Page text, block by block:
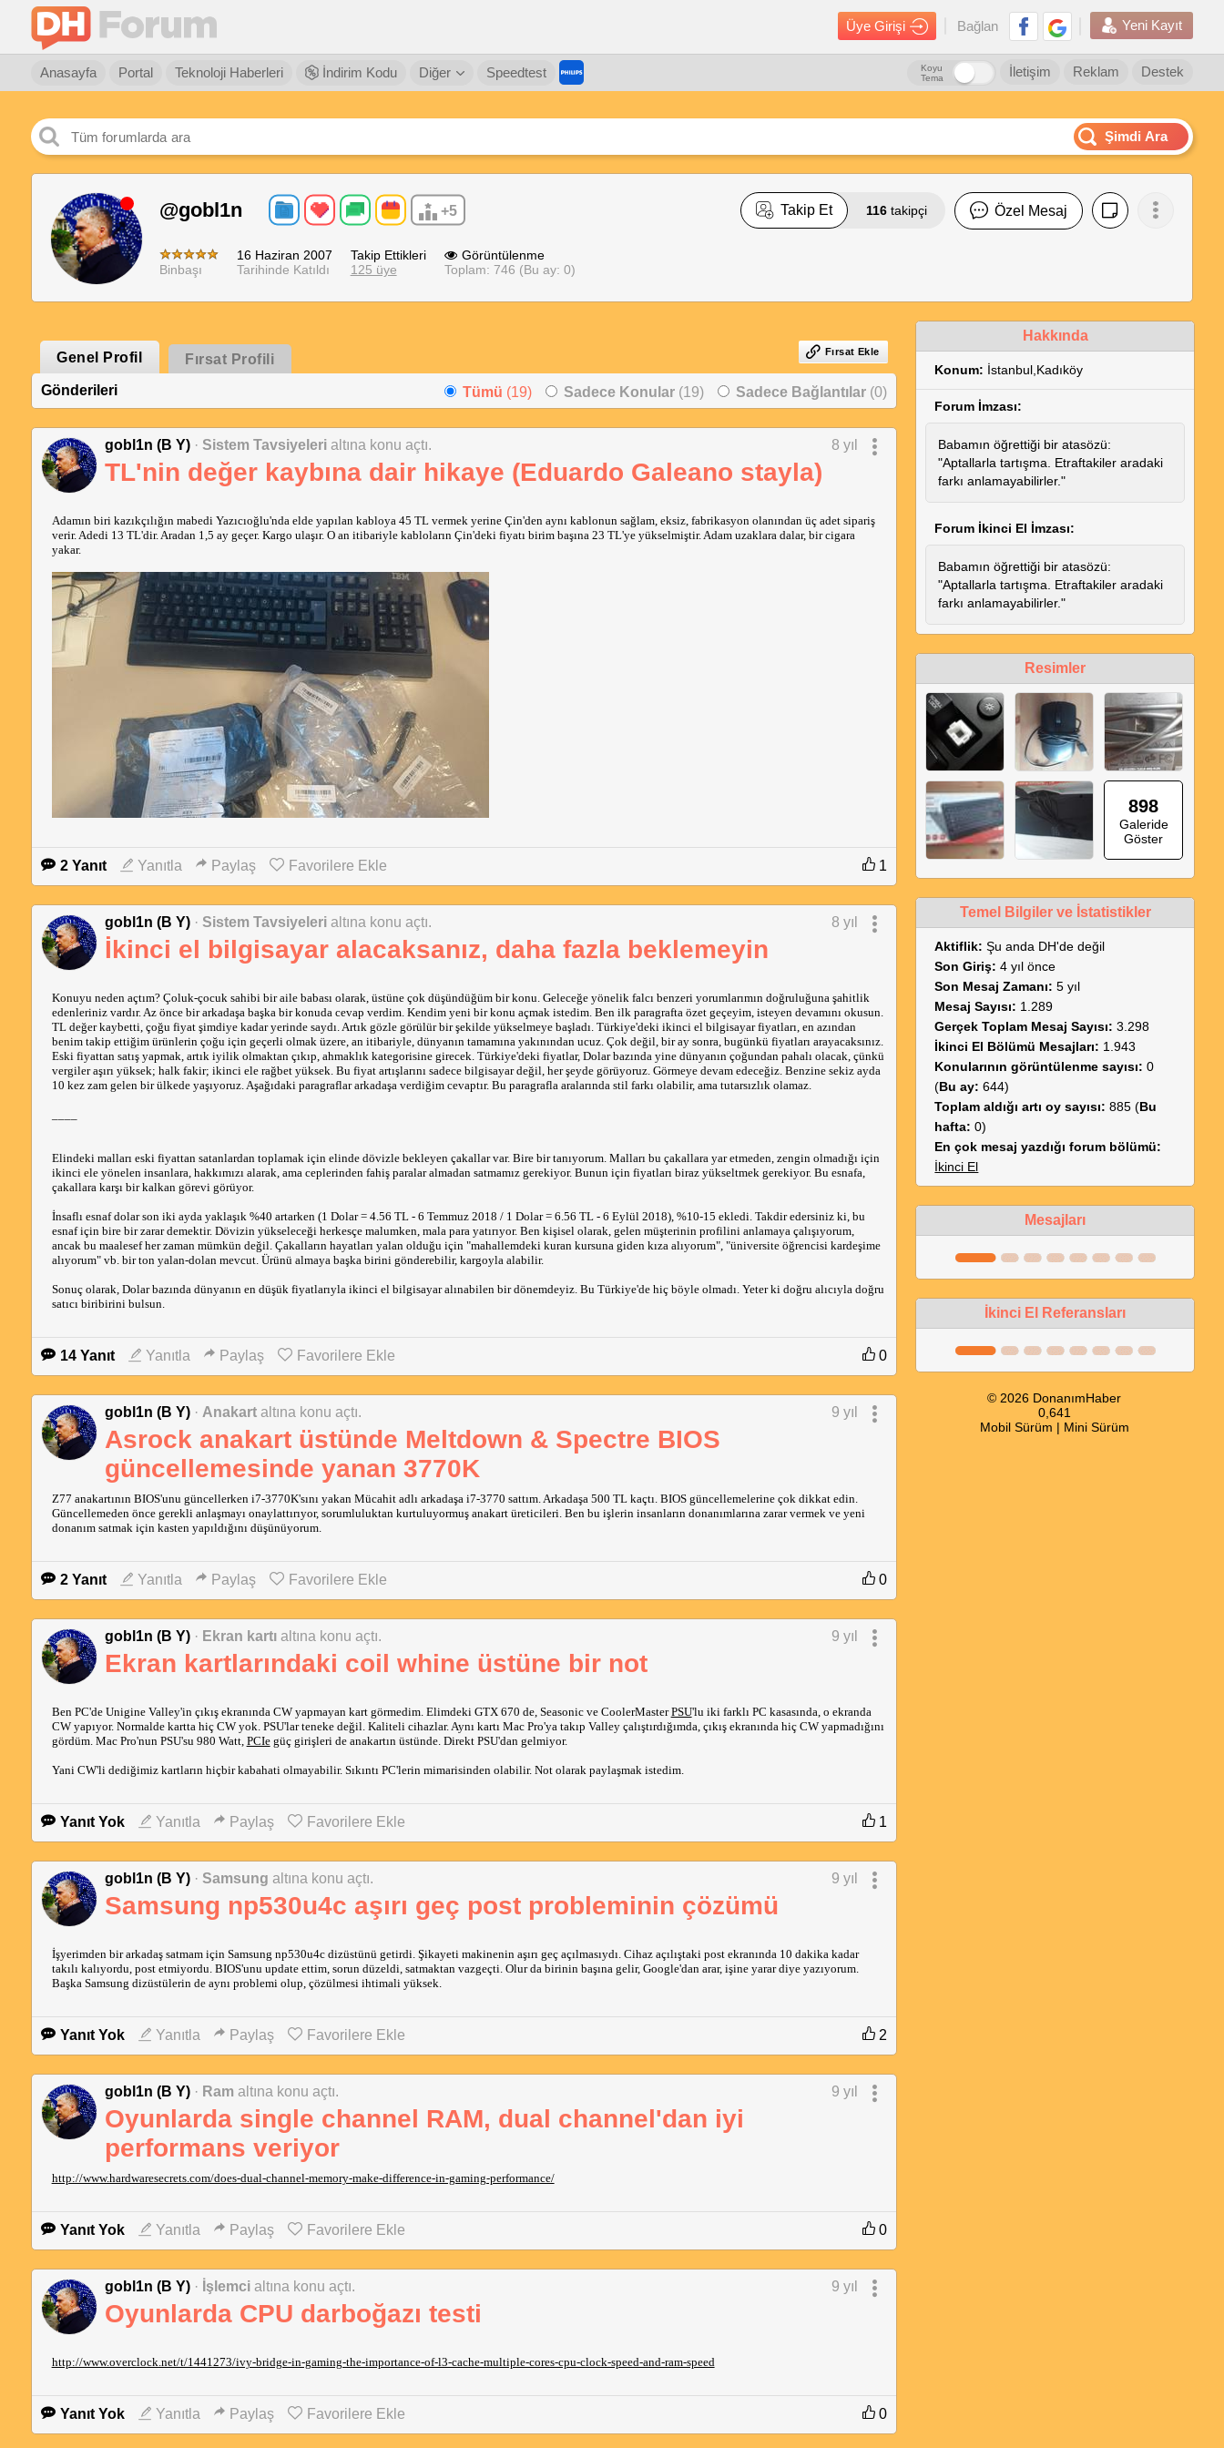
Üye Girişi Bağlan Yeni Kayıt
Anasayfa Portal Teknoloji Haberleri İndirim Kodu Diğer Speedtest Destek
Reklam
İletişim
Koyu
Tema
Şimdi Ara
@gobl1n +5 Takip Et 116 takipçi Özel Mesaj
Binbaşı
16 Haziran 2007
Tarihinde Katıldı
Takip Ettikleri
125 üye
Görüntülenme
Toplam: 746 (Bu ay: 0)
Genel Profil Fırsat Profili Fırsat Ekle
Gönderileri Tümü (19) Sadece Konular (19) Sadece Bağlantılar (0)
gobl1n (B Y) · Sistem Tavsiyeleri altına konu açtı. 8 yıl
TL'nin değer kaybına dair hikaye (Eduardo Galeano stayla)
Adamın biri kazıkçılığın mabedi Yazıcıoğlu'nda elde yapılan kabloya 45 TL vermek yerine Çin'den aynı kablonun sağlam, eksiz, fabrikasyon olanından üç adet sipariş
verir. Adedi 13 TL'dir. Aradan 1,5 ay geçer. Kargo ulaşır. O an itibariyle kabloların Çin'deki fiyatı birim başına 23 TL'ye yükselmiştir. Adam uzaklara dalar, bir cigara
yakar.
2 Yanıt Yanıtla Paylaş Favorilere Ekle 1
gobl1n (B Y) · Sistem Tavsiyeleri altına konu açtı. 8 yıl
İkinci el bilgisayar alacaksanız, daha fazla beklemeyin
Konuyu neden açtım? Çoluk-çocuk sahibi bir aile babası olarak, üstüne çok düşündüğüm bir konu. Geleceğe yönelik falcı benzeri yorumlarımın doğruluğuna şahitlik
edenleriniz vardır. Az önce bir arkadaşa başka bir konuda cevap verdim. Kendim yeni bir konu açmak istedim. Ben ilk paragrafta özet geçeyim, isteyen devamını okusun.
TL değer kaybetti, çoğu fiyat şimdiye kadar yerinde saydı. Artık gözle görülür bir şekilde yükselmeye başladı. Türkiye'deki ikinci el bilgisayar fiyatları, en azından
benim takip ettiğim ürünlerin çoğu için geçerli olmak üzere, an itibariyle, dünyanın tamamına yakınından ucuz. Çok değil, bir ay sonra, bugünkü fiyatları arayacaksınız.
Eski fiyattan satış yapmak, artık iyilik olmaktan çıkıp, ahmaklık kategorisine girecek. Türkiye'deki fiyatlar, Dolar bazında yine dünyanın çoğundan pahalı olacak, çünkü
vergiler aşırı yüksek; halk fakir; ikinci ele rağbet yüksek. Bu fiyat artışlarını sadece bilgisayar değil, her şeyde görüyoruz. Görmeye devam edeceğiz. Benzine sekiz ayda
10 kez zam gelen bir ülkede yaşıyoruz. Aşağıdaki paragraflar arkadaşa verdiğim cevaptır. Bu paragrafla aralarında stil farkı olabilir, ama tutarsızlık olamaz.
Elindeki malları eski fiyattan satanlardan toplamak için elinde dövizle bekleyen çakallar var. Bire bir tanıyorum. Malları bu çakallara yar etmeden, zengin olmadığı için
ikinci ele yönelen insanlara, hakkımızı alarak, ama ceplerinden fahiş paralar almadan satmamız gerekiyor. Bunun için fiyatları biraz yükseltmek gerekiyor. Bu esnafa,
çakallara karşı bir kalkan görevi görüyor.
İnsaflı esnaf dolar son iki ayda yaklaşık %40 artarken (1 Dolar = 4.56 TL - 6 Temmuz 2018 / 1 Dolar = 6.56 TL - 6 Eylül 2018), %10-15 ekledi. Takdir edersiniz ki, bu
esnaf için bire bir zarar demektir. Dövizin yükseleceği herkesçe malumken, mala para yatırıyor. Ben kişisel olarak, gelen müşterinin profilini anlamaya çalışıyorum,
ancak bu maalesef her zaman mümkün değil. Çakalların hayatları yalan olduğu için "mahallemdeki kuran kursuna giden kıza alıyorum", "üniversite öğrencisi kardeşime
alıyorum" vb. bir ton yalan-dolan mevcut. Ürünü almaya başka birini gönderebilir, kargoyla alabilir.
Sonuç olarak, Dolar bazında dünyanın en düşük fiyatlarıyla ikinci el bilgisayar alınabilen bir dönemdeyiz. Bu Türkiye'de hiç böyle olmadı. Yeter ki doğru alıcıyla doğru
satıcı biribirini bulsun.
14 Yanıt Yanıtla Paylaş Favorilere Ekle 0
gobl1n (B Y) · Anakart altına konu açtı. 9 yıl
Asrock anakart üstünde Meltdown & Spectre BIOS
güncellemesinde yanan 3770K
Z77 anakartının BIOS'unu güncellerken i7-3770K'sını yakan Mücahit adlı arkadaşa i7-3770 sattım. Arkadaşa 500 TL kaçtı. BIOS güncellemelerine çok dikkat edin.
Güncellemeden önce gerekli anlaşmayı onaylattırıyor, sorumluluktan kurtuluyormuş anakart üreticileri. Ben bu işlerin insanların donanımlarına zarar vermek ve yeni
donanım satmak için kasten yapıldığını düşünüyorum.
2 Yanıt Yanıtla Paylaş Favorilere Ekle 0
gobl1n (B Y) · Ekran kartı altına konu açtı. 9 yıl
Ekran kartlarındaki coil whine üstüne bir not
Ben PC'de Unigine Valley'in çıkış ekranında CW yapmayan kart görmedim. Elimdeki GTX 670 de, Seasonic ve CoolerMasterPSU'lu iki farklı PC kasasında, o ekranda
CW yapıyor. Normalde kartta hiç CW yok. PSU'lar teneke değil. Kaliteli cihazlar. Aynı kartı Mac Pro'ya takıp Valley çalıştırdığımda, çıkış ekranında hiç CW yapmadığını
gördüm. Mac Pro'nun PSU'su 980 Watt, PCIegüç girişleri de anakartın üstünde. Direkt PSU'dan gelmiyor.
Yani CW'li dediğimiz kartların hiçbir kabahati olmayabilir. Sıkıntı PC'lerin mimarisinden olabilir. Not olarak paylaşmak istedim.
Yanıt Yok Yanıtla Paylaş Favorilere Ekle 1
gobl1n (B Y) · Samsung altına konu açtı. 9 yıl
Samsung np530u4c aşırı geç post probleminin çözümü
İşyerimden bir arkadaş satmam için Samsung np530u4c dizüstünü getirdi. Şikayeti makinenin aşırı geç açılmasıydı. Cihaz açılıştaki post ekranında 10 dakika kadar
takılı kalıyordu, post etmiyordu. BIOS'unu update ettim, sorun düzeldi, satmaktan vazgeçti. Olur da birinin başına gelir, Google'dan arar, işine yarar diye yazıyorum.
Başka Samsung dizüstülerin de aynı problemi olup, çözülmesi ihtimali yüksek.
Yanıt Yok Yanıtla Paylaş Favorilere Ekle 2
gobl1n (B Y) · Ram altına konu açtı. 9 yıl
Oyunlarda single channel RAM, dual channel'dan iyi
performans veriyor
http://www.hardwaresecrets.com/does-dual-channel-memory-make-difference-in-gaming-performance/
Yanıt Yok Yanıtla Paylaş Favorilere Ekle 0
gobl1n (B Y) · İşlemci altına konu açtı. 9 yıl
Oyunlarda CPU darboğazı testi
http://www.overclock.net/t/1441273/ivy-bridge-in-gaming-the-importance-of-l3-cache-multiple-cores-cpu-clock-speed-and-ram-speed
Yanıt Yok Yanıtla Paylaş Favorilere Ekle 0
Hakkında
Konum: İstanbul,Kadıköy
Forum İmzası:
Babamın öğrettiği bir atasözü:
"Aptallarla tartışma. Etraftakiler aradaki
farkı anlamayabilirler."
Forum İkinci El İmzası:
Babamın öğrettiği bir atasözü:
"Aptallarla tartışma. Etraftakiler aradaki
farkı anlamayabilirler."
Resimler
898
Galeride
Göster
Temel Bilgiler ve İstatistikler
Aktiflik: Şu anda DH'de değil
Son Giriş: 4 yıl önce
Son Mesaj Zamanı: 5 yıl
Mesaj Sayısı: 1.289
Gerçek Toplam Mesaj Sayısı: 3.298
İkinci El Bölümü Mesajları: 1.943
Konularının görüntülenme sayısı: 0
(Bu ay: 644)
Toplam aldığı artı oy sayısı: 885 (Bu
hafta: 0)
En çok mesaj yazdığı forum bölümü:
İkinci El
Mesajları
İkinci El Referansları
© 2026 DonanımHaber
0,641
Mobil Sürüm | Mini Sürüm